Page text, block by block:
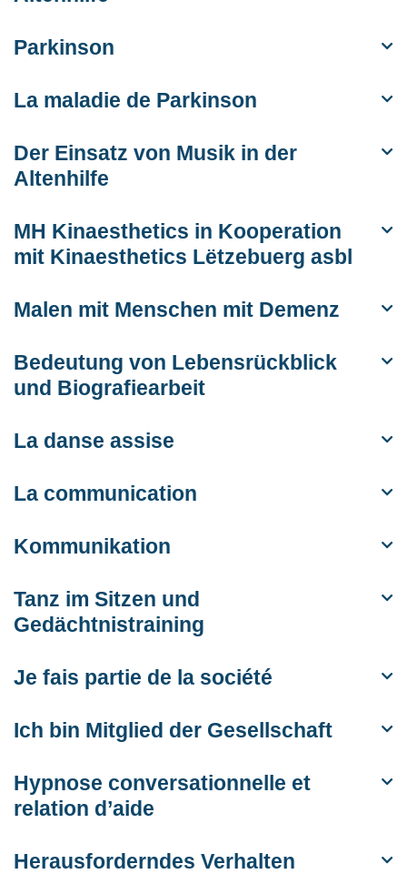
Parkinson
La maladie de Parkinson
Der Einsatz von Musik in der
Altenhilfe
MH Kinaesthetics in Kooperation
mit Kinaesthetics Lëtzebuerg asbl
Malen mit Menschen mit Demenz
Bedeutung von Lebensrückblick
und Biografiearbeit
La danse assise
La communication
Kommunikation
Tanz im Sitzen und
Gedächtnistraining
Je fais partie de la société
Ich bin Mitglied der Gesellschaft
Hypnose conversationnelle et
relation d’aide
Herausforderndes Verhalten